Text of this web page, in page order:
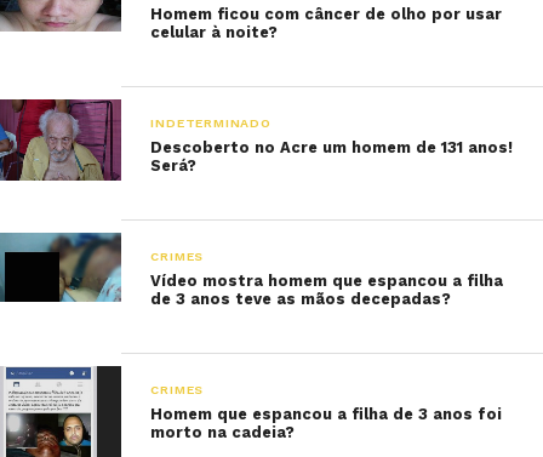
Homem ficou com câncer de olho por usar
celular à noite?
INDETERMINADO
Descoberto no Acre um homem de 131 anos!
Será?
CRIMES
Vídeo mostra homem que espancou a filha
de 3 anos teve as mãos decepadas?
CRIMES
Homem que espancou a filha de 3 anos foi
morto na cadeia?